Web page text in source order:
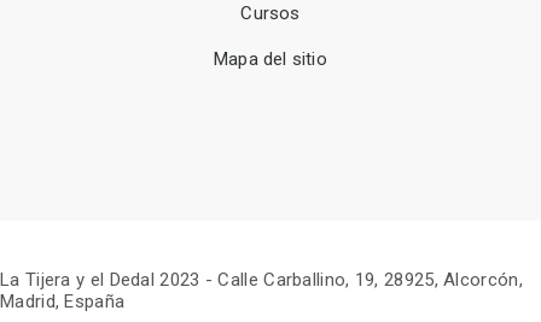
Cursos
Mapa del sitio
La Tijera y el Dedal 2023 -Calle Carballino, 19, 28925, Alcorcón,
Madrid, España